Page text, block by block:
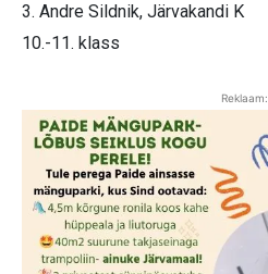
3. Andre Sildnik, Järvakandi K
10.-11. klass
Reklaam: